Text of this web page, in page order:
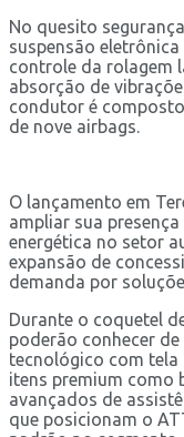
No quesito
suspensão
controle da rolagem
absorção de
condutor é
de nove airbags.
O lançamento em
ampliar sua
energética no setor
expansão de
demanda por
Durante o coquetel
poderão conhecer
tecnológico com
itens premium como
avançados de
que posicionam o